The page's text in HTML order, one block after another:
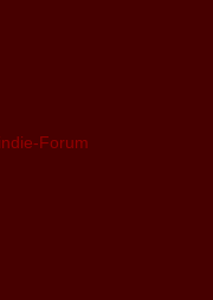
Forum